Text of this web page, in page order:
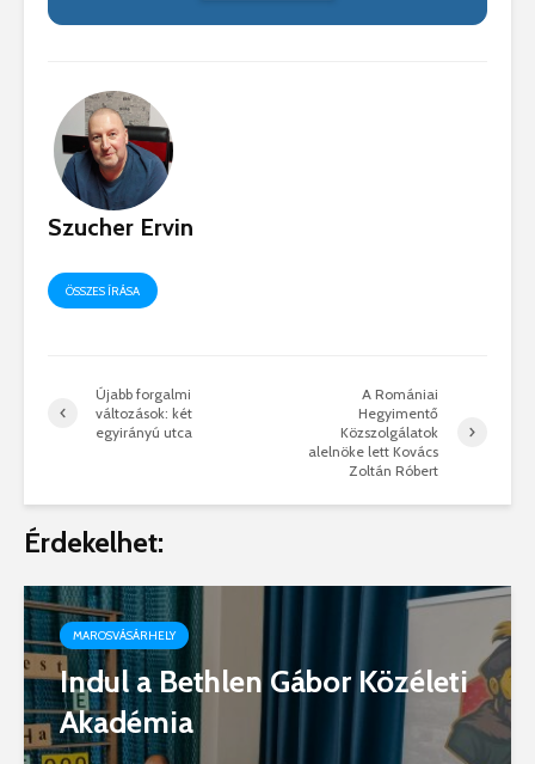
Szucher Ervin
ÖSSZES ÍRÁSA
Újabb forgalmi
változások: két
egyirányú utca
A Romániai
Hegyimentő
Közszolgálatok
alelnöke lett Kovács
Zoltán Róbert
Érdekelhet:
MAROSVÁSÁRHELY
Indul a Bethlen Gábor Közéleti
Akadémia